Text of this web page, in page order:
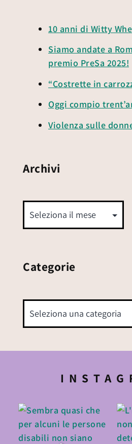
10 anni di Witty
Siamo andate a
premio PreSa 2025!
“Costrette in
Oggi compio
Violenza sulle
Archivi
Categorie